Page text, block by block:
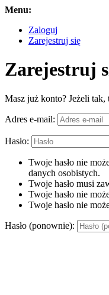
Menu:
Zaloguj
Zarejestruj się
Zarejestruj
Masz już konto? Jeżeli tak,
Adres e-mail:
Hasło:
Twoje hasło nie
danych osobistych.
Twoje hasło musi
Twoje hasło nie
Twoje hasło nie
Hasło (ponownie):